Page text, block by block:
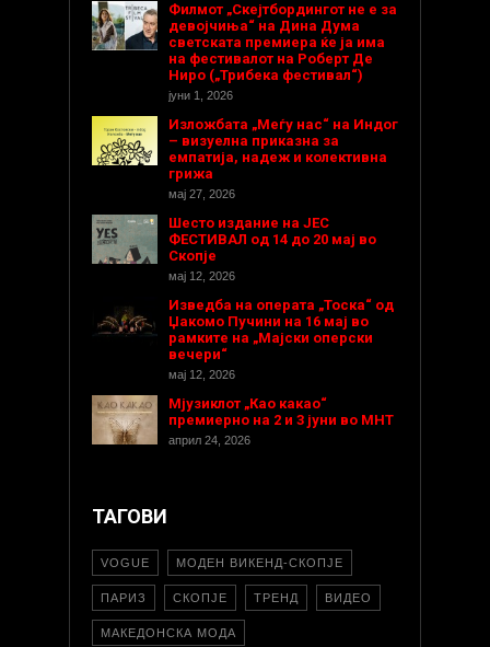
Филмот „Скејтбордингот не е за
девојчиња“ на Дина Дума
светската премиера ќе ја има
на фестивалот на Роберт Де
Ниро („Трибека фестивал“)
јуни 1, 2026
Изложбата „Меѓу нас“ на Индог
– визуелна приказна за
емпатија, надеж и колективна
грижа
мај 27, 2026
Шесто издание на ЈЕС
ФЕСТИВАЛ од 14 до 20 мај во
Скопје
мај 12, 2026
Изведба на операта „Тоска“ од
Џакомо Пучини на 16 мај во
рамките на „Мајски оперски
вечери“
мај 12, 2026
Мјузиклот „Као какао“
премиерно на 2 и 3 јуни во МНТ
април 24, 2026
ТАГОВИ
VOGUE МОДЕН ВИКЕНД-СКОПЈЕ
ПАРИЗ СКОПЈЕ ТРЕНД ВИДЕО
МАКЕДОНСКА МОДА